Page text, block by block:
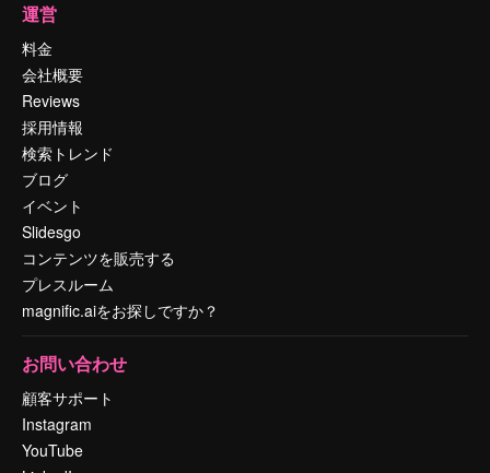
運営
料金
会社概要
Reviews
採用情報
検索トレンド
ブログ
イベント
Slidesgo
コンテンツを販売する
プレスルーム
magnific.aiをお探しですか？
お問い合わせ
顧客サポート
Instagram
YouTube